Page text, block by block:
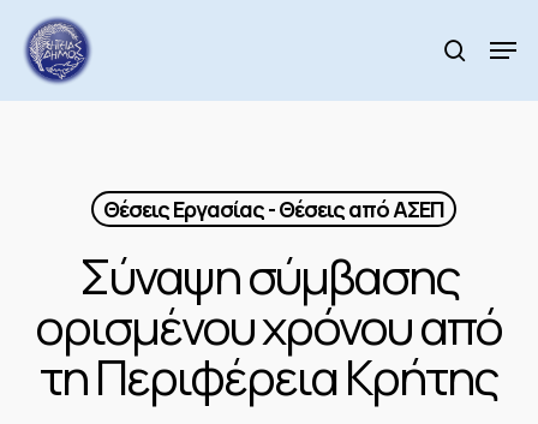
main
content
search
Θέσεις Εργασίας - Θέσεις από ΑΣΕΠ
Σύναψη σύμβασης
ορισμένου χρόνου από
τη Περιφέρεια Κρήτης
Menu